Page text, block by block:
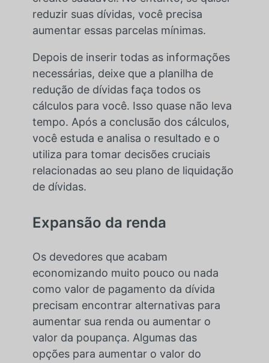
reduzir suas dívidas, você precisa
aumentar essas parcelas mínimas.
Depois de inserir todas as informações
necessárias, deixe que a planilha de
redução de dívidas faça todos os
cálculos para você. Isso quase não leva
tempo. Após a conclusão dos cálculos,
você estuda e analisa o resultado e o
utiliza para tomar decisões cruciais
relacionadas ao seu plano de liquidação
de dívidas.
Expansão da renda
Os devedores que acabam
economizando muito pouco ou nada
como valor de pagamento da dívida
precisam encontrar alternativas para
aumentar sua renda ou aumentar o
valor da poupança. Algumas das
opções para aumentar o valor do